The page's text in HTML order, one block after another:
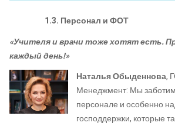
1.3. Персонал и ФОТ
«Учителя и врачи тоже хотят есть.
каждый день!»
Наталья Обыденнова,
Менеджмент: Мы
персонале и особенно
господдержки, которые